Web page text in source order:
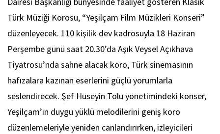
Türk Müziği Korosu, “Yeşilçam Film Müzikleri Konseri”
düzenleyecek. 110 kişilik dev kadrosuyla 18 Haziran
Perşembe günü saat 20.30’da Aşık Veysel Açıkhava
Tiyatrosu’nda sahne alacak koro, Türk sinemasının
hafızalara kazınan eserlerini güçlü yorumlarla
seslendirecek. Şef Hüseyin Tolu yönetimindeki konser,
Yeşilçam’ın duygu yüklü melodilerini geniş koro
düzenlemeleriyle yeniden canlandırırken, izleyicileri